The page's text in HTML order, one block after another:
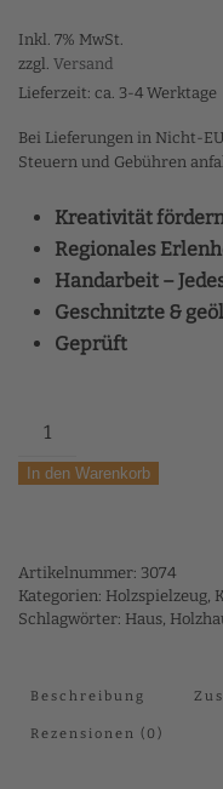
Inkl. 7% MwSt.
zzgl. Versand
Lieferzeit: ca. 3-4 Werktage
Bei Lieferungen in Nicht-
Steuern und Gebühren
Kreativität
Regionales
Handarbeit –
Geschnitzte &
Geprüft
Häuser,
tlg.
In den Warenkorb
Artikelnummer: 3074
Kategorien: Holzspielzeug
Schlagwörter: Haus
Beschreibung
Rezensionen (0)